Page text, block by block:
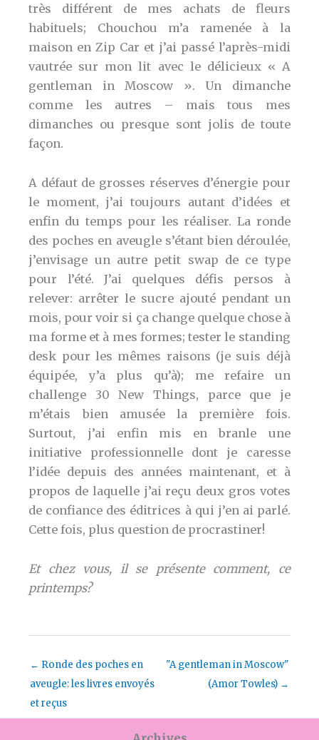
très différent de mes achats de fleurs
habituels; Chouchou m’a ramenée à la
maison en Zip Car et j’ai passé l’après-midi
vautrée sur mon lit avec le délicieux « A
gentleman in Moscow ». Un dimanche
comme les autres – mais tous mes
dimanches ou presque sont jolis de toute
façon.
A défaut de grosses réserves d’énergie pour
le moment, j’ai toujours autant d’idées et
enfin du temps pour les réaliser. La ronde
des poches en aveugle s’étant bien déroulée,
j’envisage un autre petit swap de ce type
pour l’été. J’ai quelques défis persos à
relever: arrêter le sucre ajouté pendant un
mois, pour voir si ça change quelque chose à
ma forme et à mes formes; tester le standing
desk pour les mêmes raisons (je suis déjà
équipée, y’a plus qu’à); me refaire un
challenge 30 New Things, parce que je
m’étais bien amusée la première fois.
Surtout, j’ai enfin mis en branle une
initiative professionnelle dont je caresse
l’idée depuis des années maintenant, et à
propos de laquelle j’ai reçu deux gros votes
de confiance des éditrices à qui j’en ai parlé.
Cette fois, plus question de procrastiner!
Et chez vous, il se présente comment, ce
printemps?
← Ronde des poches en
aveugle: les livres envoyés
et reçus
"A gentleman in Moscow"
(Amor Towles) →